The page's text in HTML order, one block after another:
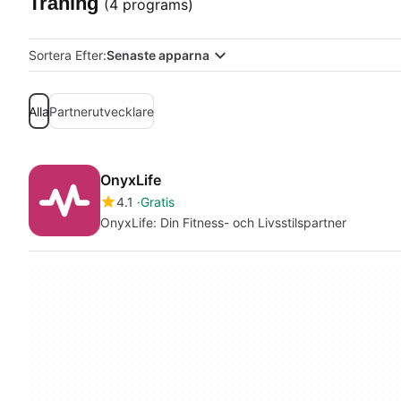
(4 programs)
Sortera Efter:Senaste apparna
AllaPartnerutvecklare
OnyxLife
4.1 Gratis
OnyxLife: Din Fitness- och Livsstilspartner